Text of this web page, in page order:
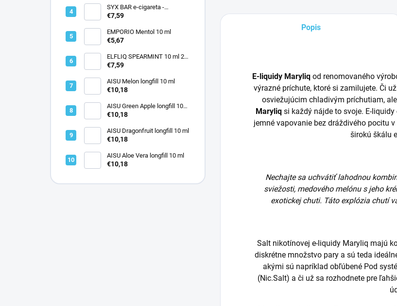
SYX BAR e-cigareta -
STRAWBERRY ICE CREAM 20
€7,59
EMPORIO Mentol 10 ml
€5,67
ELFLIQ SPEARMINT 10 ml 20
mg
€7,59
AISU Melon longfill 10 ml
€10,18
AISU Green Apple longfill 10
ml
€10,18
AISU Dragonfruit longfill 10 ml
€10,18
AISU Aloe Vera longfill 10 ml
€10,18
Popis
E-liquidy Maryliq od renomovaného
výrazné príchute, ktoré si zamilujete. Či
osviežujúcim chladivým príchutiam,
Maryliqsi každý nájde to svoje. E-
jemné vapovanie bez dráždivého pocitu
širokú škálu
Nechajte sa uchvátiť lahodnou
sviežosti, medového melónu s jeho
exotickej chuti. Táto explózia chutí
Salt nikotínovej e-liquidy Maryliq majú
diskrétne množstvo pary a sú teda
akými sú napríklad obľúbené Pod
(Nic.Salt) a či už sa rozhodnete pre